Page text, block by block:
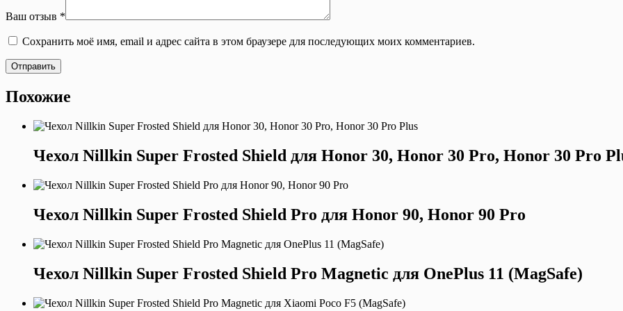
Ваш отзыв *
Сохранить моё имя, email и адрес сайта в этом браузере для последующих моих комментариев.
Отправить
Похожие
Чехол Nillkin Super Frosted Shield для Honor 30, Honor 30 Pro, Honor 30 Pro
Чехол Nillkin Super Frosted Shield Pro для Honor 90, Honor 90 Pro
Чехол Nillkin Super Frosted Shield Pro Magnetic для OnePlus 11 (MagSafe)